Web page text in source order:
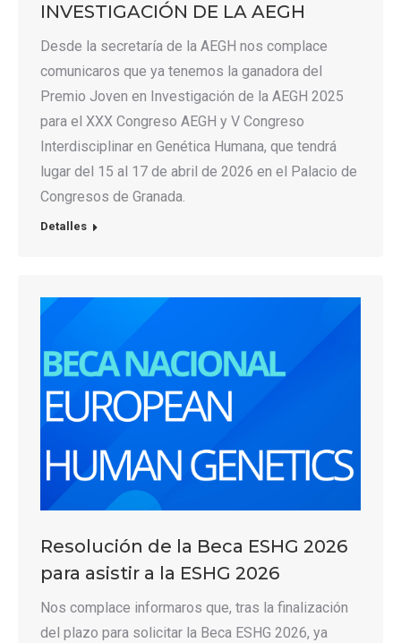
INVESTIGACIÓN DE LA AEGH
Desde la secretaría de la AEGH nos complace
comunicaros que ya tenemos la ganadora del
Premio Joven en Investigación de la AEGH 2025
para el XXX Congreso AEGH y V Congreso
Interdisciplinar en Genética Humana, que tendrá
lugar del 15 al 17 de abril de 2026 en el Palacio de
Congresos de Granada.
Detalles
Resolución de la Beca ESHG 2026
para asistir a la ESHG 2026
Nos complace informaros que, tras la finalización
del plazo para solicitar la Beca ESHG 2026, ya